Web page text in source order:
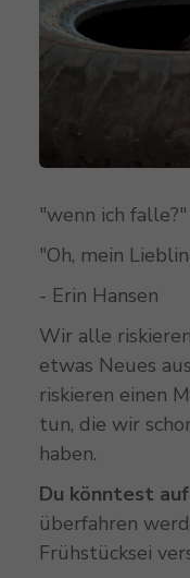
"wenn ich falle?"
"Oh, mein
- Erin Hansen
Wir alle
etwas Neues
riskieren einen
tun, die wir
haben.
Du könntest
überfahren
Frühstücksei